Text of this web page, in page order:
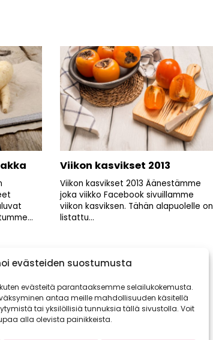
evästeiden suostumusta
evästeitä parantaaksemme selailukokemusta.
antaa meille mahdollisuuden käsitellä
tai yksilöllisiä tunnuksia tällä sivustolla. Voit
alla olevista painikkeista.
Viikon kasvikset 2013
Viikon kasvikset 2013 Äänestämme
joka viikko Facebook sivuillamme
viikon kasviksen. Tähän alapuolelle on
listattu...
Sivu
1 Sivu
2 Sivu
3